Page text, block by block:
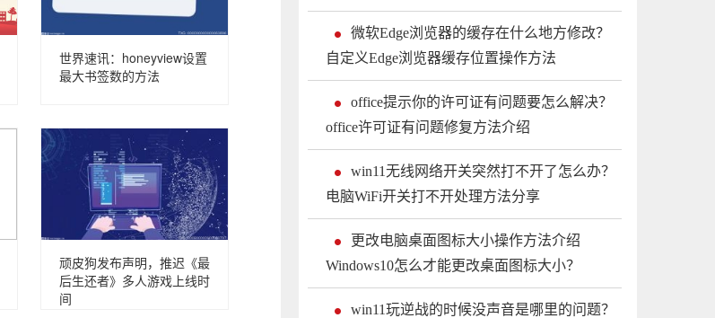
世界速讯：honeyview设置
最大书签数的方法
顽皮狗发布声明，推迟《最
后生还者》多人游戏上线时
间
微软Edge浏览器的缓存在什么地方修改？
自定义Edge浏览器缓存位置操作方法
office提示你的许可证有问题要怎么解决？
office许可证有问题修复方法介绍
win11无线网络开关突然打不开了怎么办？
电脑WiFi开关打不开处理方法分享
更改电脑桌面图标大小操作方法介绍
Windows10怎么才能更改桌面图标大小？
win11玩逆战的时候没声音是哪里的问题？